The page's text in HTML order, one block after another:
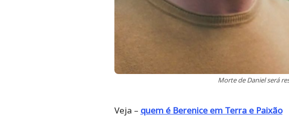
Morte de Daniel será
Veja – quem é Berenice em Terra e Paixão